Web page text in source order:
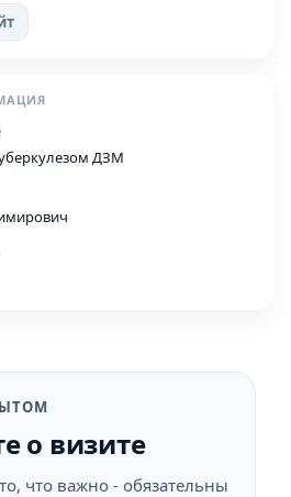
ДЗМ
о визите
что важно - обязательны